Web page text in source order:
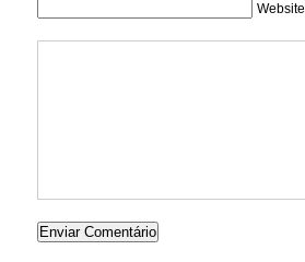
Website